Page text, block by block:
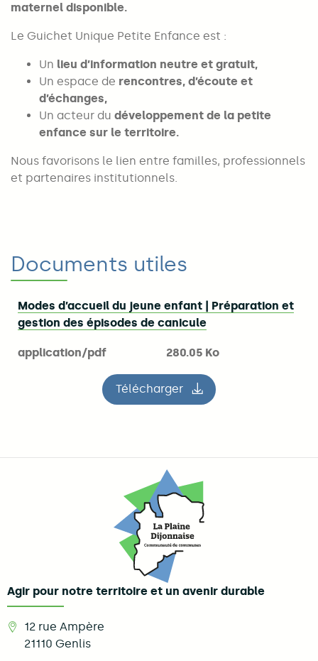
maternel disponible.
Le Guichet Unique Petite Enfance est :
Un lieu d’information neutre et gratuit,
Un espace de rencontres, d’écoute et
d’échanges,
Un acteur du développement de la petite
enfance sur le territoire.
Nous favorisons le lien entre familles, professionnels
et partenaires institutionnels.
Documents utiles
Modes d’accueil du jeune enfant | Préparation et
gestion des épisodes de canicule
application/pdf 280.05 Ko
Télécharger
le fichier Modes d’accueil
Agir pour notre territoire et un avenir durable
12 rue Ampère
21110 Genlis